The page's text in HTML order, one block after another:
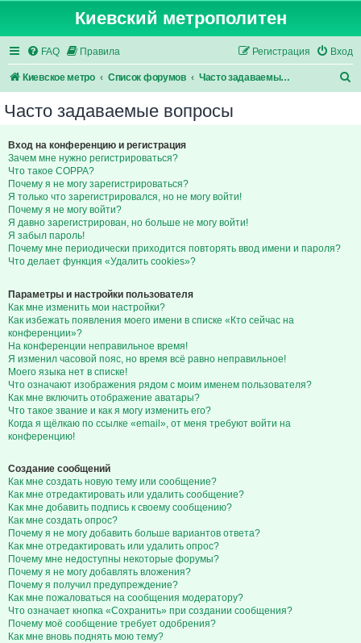
Киевский метрополитен
FAQ Правила Вход
Регистрация
Киевское метро Список форумов Часто задаваемые вопросы
Часто задаваемые вопросы
Вход на конференцию и регистрация
Зачем мне нужно регистрироваться?
Что такое COPPA?
Почему я не могу зарегистрироваться?
Я только что зарегистрировался, но не могу войти!
Почему я не могу войти?
Я давно зарегистрирован, но больше не могу войти!
Я забыл пароль!
Почему мне периодически приходится повторять ввод имени и пароля?
Что делает функция «Удалить cookies»?
Параметры и настройки пользователя
Как мне изменить мои настройки?
Как избежать появления моего имени в списке «Кто сейчас на
конференции»?
На конференции неправильное время!
Я изменил часовой пояс, но время всё равно неправильное!
Моего языка нет в списке!
Что означают изображения рядом с моим именем пользователя?
Как мне включить отображение аватары?
Что такое звание и как я могу изменить его?
Когда я щёлкаю по ссылке «email», от меня требуют войти на
конференцию!
Создание сообщений
Как мне создать новую тему или сообщение?
Как мне отредактировать или удалить сообщение?
Как мне добавить подпись к своему сообщению?
Как мне создать опрос?
Почему я не могу добавить больше вариантов ответа?
Как мне отредактировать или удалить опрос?
Почему мне недоступны некоторые форумы?
Почему я не могу добавлять вложения?
Почему я получил предупреждение?
Как мне пожаловаться на сообщения модератору?
Что означает кнопка «Сохранить» при создании сообщения?
Почему моё сообщение требует одобрения?
Как мне вновь поднять мою тему?